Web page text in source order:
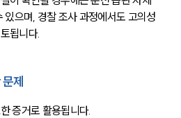
있으며, 경찰 조사 과정에서도 고의성
됩니다.
제
증거로 활용됩니다.